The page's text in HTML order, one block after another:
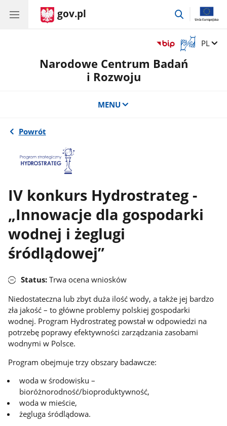
gov.pl
przejdź
Otwórz
okno
z
Zmień
PL
Narodowe Centrum Badań
i Rozwoju
MENU
Powrót
IV konkurs Hydrostrateg -
„Innowacje dla gospodarki
wodnej i żeglugi
śródlądowej”
Status: Trwa ocena wniosków
Niedostateczna lub zbyt duża ilość wody, a także jej bardzo
zła jakość – to główne problemy polskiej gospodarki
wodnej. Program Hydrostrateg powstał w odpowiedzi na
potrzebę poprawy efektywności zarządzania zasobami
wodnymi w Polsce.
Program obejmuje trzy obszary badawcze:
woda w środowisku –
bioróżnorodność/bioproduktywność,
woda w mieście,
żegluga śródlądowa.